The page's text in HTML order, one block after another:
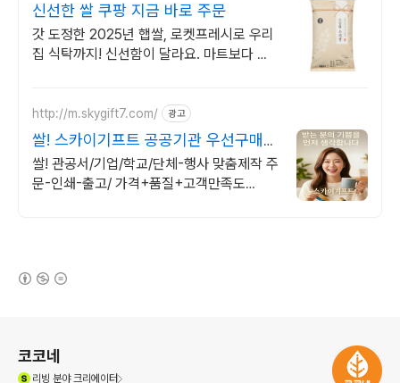
신선한 쌀 쿠팡 지금 바로 주문
갓 도정한 2025년 햅쌀, 로켓프레시로 우리
집 식탁까지! 신선함이 달라요. 마트보다 신
http://m.skygift7.com/ 광고
쌀! 스카이기프트 공공기관 우선구매
대상기업
쌀! 관공서/기업/학교/단체-행사 맞춤제작 주
문-인쇄-출고/ 가격+품질+고객만족도
코코네
리빙 분야 크리에이터